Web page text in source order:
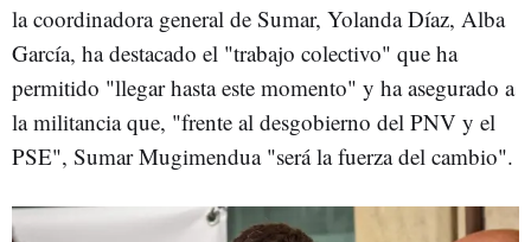
la coordinadora general de Sumar, Yolanda Díaz, Alba
García, ha destacado el "trabajo colectivo" que ha
permitido "llegar hasta este momento" y ha asegurado a
la militancia que, "frente al desgobierno del PNV y el
PSE", Sumar Mugimendua "será la fuerza del cambio".